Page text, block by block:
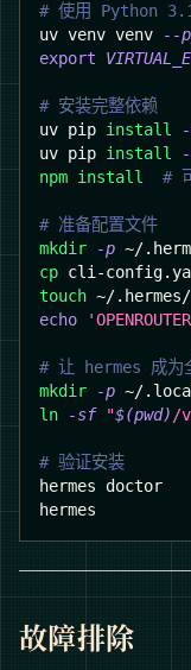
# 使用 Python
uv venv venv
--
export
# 安装完整依赖
uv pip install
uv pip install
npm install #
# 准备配置文件
mkdir
-p ~/
cp cli-
touch ~/
echo
# 让 hermes 成为
mkdir
-p ~/
ln
-sf "$(pwd) /
# 验证安装
hermes doctor
hermes
故障排除